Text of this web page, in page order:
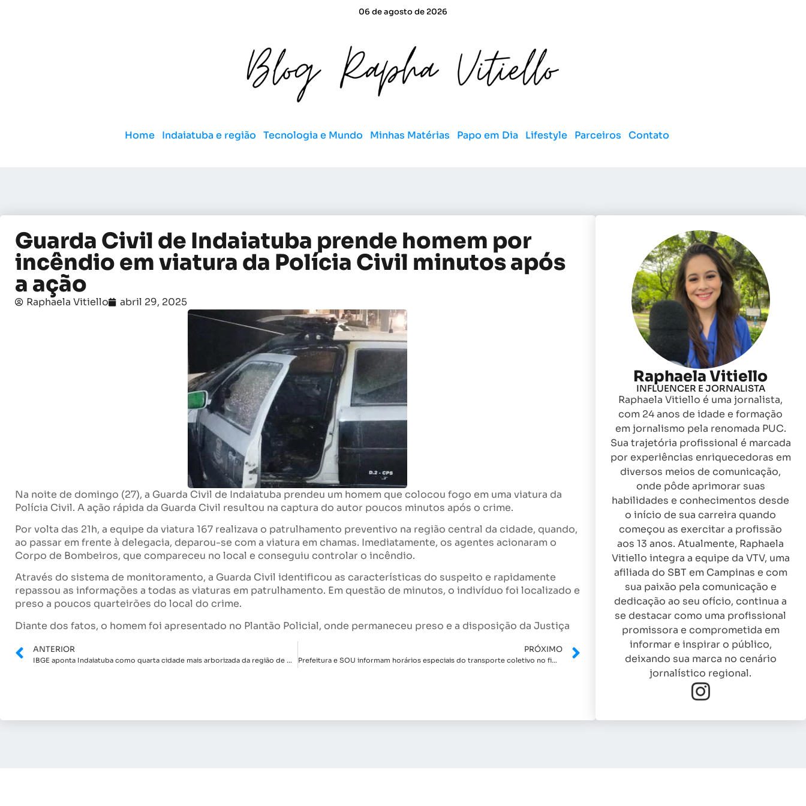
06 de agosto de 2026
Home Indaiatuba e região Tecnologia e Mundo Minhas Matérias Papo em Dia Lifestyle Parceiros Contato
Guarda Civil de Indaiatuba prende homem por
incêndio em viatura da Polícia Civil minutos após
a ação
Raphaela Vitiello abril 29, 2025
Na noite de domingo (27), a Guarda Civil de Indaiatuba prendeu um homem que colocou fogo em uma viatura da
Polícia Civil. A ação rápida da Guarda Civil resultou na captura do autor poucos minutos após o crime.
Por volta das 21h, a equipe da viatura 167 realizava o patrulhamento preventivo na região central da cidade, quando,
ao passar em frente à delegacia, deparou-se com a viatura em chamas. Imediatamente, os agentes acionaram o
Corpo de Bombeiros, que compareceu no local e conseguiu controlar o incêndio.
Através do sistema de monitoramento, a Guarda Civil identificou as características do suspeito e rapidamente
repassou as informações a todas as viaturas em patrulhamento. Em questão de minutos, o indivíduo foi localizado e
preso a poucos quarteirões do local do crime.
Diante dos fatos, o homem foi apresentado no Plantão Policial, onde permaneceu preso e a disposição da Justiça
ANTERIOR
IBGE aponta Indaiatuba como quarta cidade mais arborizada da região de Campinas
PRÓXIMO
Prefeitura e SOU informam horários especiais do transporte coletivo no fim de semana prolongado
Raphaela Vitiello
INFLUENCER E JORNALISTA
Raphaela Vitiello é uma jornalista,
com 24 anos de idade e formação
em jornalismo pela renomada PUC.
Sua trajetória profissional é marcada
por experiências enriquecedoras em
diversos meios de comunicação,
onde pôde aprimorar suas
habilidades e conhecimentos desde
o início de sua carreira quando
começou as exercitar a profissão
aos 13 anos. Atualmente, Raphaela
Vitiello integra a equipe da VTV, uma
afiliada do SBT em Campinas e com
sua paixão pela comunicação e
dedicação ao seu ofício, continua a
se destacar como uma profissional
promissora e comprometida em
informar e inspirar o público,
deixando sua marca no cenário
jornalístico regional.